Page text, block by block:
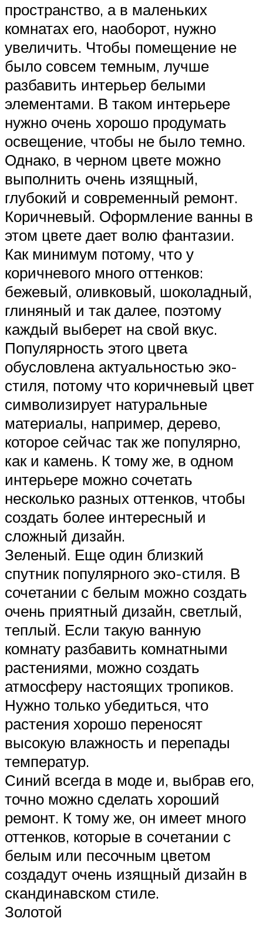
пространство, а в маленьких
комнатах его, наоборот, нужно
увеличить. Чтобы помещение не
было совсем темным, лучше
разбавить интерьер белыми
элементами. В таком интерьере
нужно очень хорошо продумать
освещение, чтобы не было темно.
Однако, в черном цвете можно
выполнить очень изящный,
глубокий и современный ремонт.
Коричневый. Оформление ванны в
этом цвете дает волю фантазии.
Как минимум потому, что у
коричневого много оттенков:
бежевый, оливковый, шоколадный,
глиняный и так далее, поэтому
каждый выберет на свой вкус.
Популярность этого цвета
обусловлена актуальностью эко-
стиля, потому что коричневый цвет
символизирует натуральные
материалы, например, дерево,
которое сейчас так же популярно,
как и камень. К тому же, в одном
интерьере можно сочетать
несколько разных оттенков, чтобы
создать более интересный и
сложный дизайн.
Зеленый. Еще один близкий
спутник популярного эко-стиля. В
сочетании с белым можно создать
очень приятный дизайн, светлый,
теплый. Если такую ванную
комнату разбавить комнатными
растениями, можно создать
атмосферу настоящих тропиков.
Нужно только убедиться, что
растения хорошо переносят
высокую влажность и перепады
температур.
Синий всегда в моде и, выбрав его,
точно можно сделать хороший
ремонт. К тому же, он имеет много
оттенков, которые в сочетании с
белым или песочным цветом
создадут очень изящный дизайн в
скандинавском стиле.
Золотой